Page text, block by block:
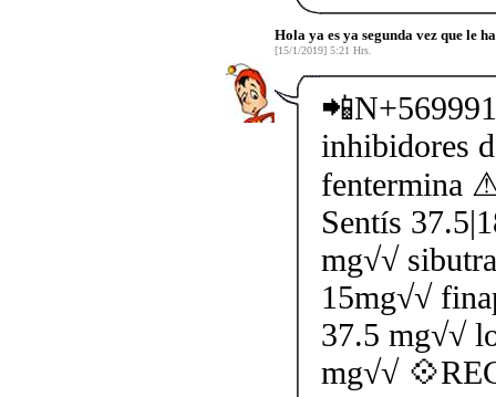
Hola ya es ya segunda vez que le
[15/1/2019] 5:21 Hrs.
inhibidores
fentermina
Sentís
mg√√
15mg√√
37.5 mg√√
mg√√